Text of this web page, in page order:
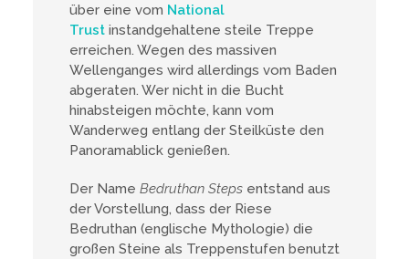
über eine vom National
Trust instandgehaltene steile Treppe
erreichen. Wegen des massiven
Wellenganges wird allerdings vom Baden
abgeraten. Wer nicht in die Bucht
hinabsteigen möchte, kann vom
Wanderweg entlang der Steilküste den
Panoramablick genießen.
Der Name Bedruthan Steps entstand aus
der Vorstellung, dass der Riese
Bedruthan (englische Mythologie) die
großen Steine als Treppenstufen benutzt